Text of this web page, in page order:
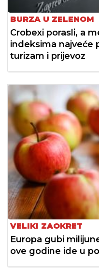
BURZA U ZELENOM
Crobexi porasli, a
indeksima najveće
turizam i prijevoz
VELIKI ZAOKRET
Europa gubi
ove godine ide u